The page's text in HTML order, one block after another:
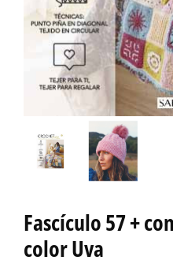
Fascículo 57 +
color Uva